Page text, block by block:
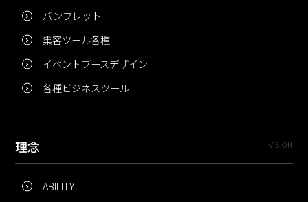
パンフレット
集客ツール各種
イベントブースデザイン
各種ビジネスツール
理念 VISION
ABILITY